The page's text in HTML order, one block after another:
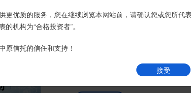
合
2026-07-31
接受
更优质的服务，您在继续浏览本网站前，请确认您或您所代
的机构为“合格投资者”。
原信托的信任和支持！
接受